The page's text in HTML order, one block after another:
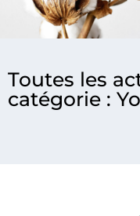
Toutes les
catégorie :